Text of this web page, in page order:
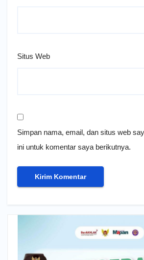
Situs Web
Simpan nama, email, dan situs web
ini untuk komentar saya berikutnya.